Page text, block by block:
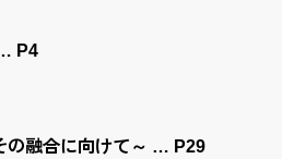
P4
の融合に向けて～ … P29